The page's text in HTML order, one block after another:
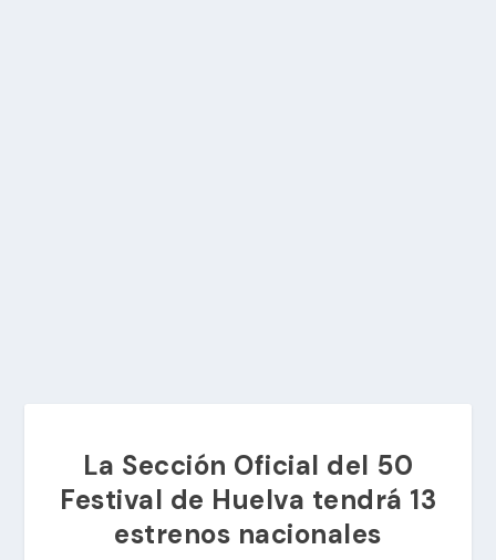
La Sección Oficial del 50
Festival de Huelva tendrá 13
estrenos nacionales